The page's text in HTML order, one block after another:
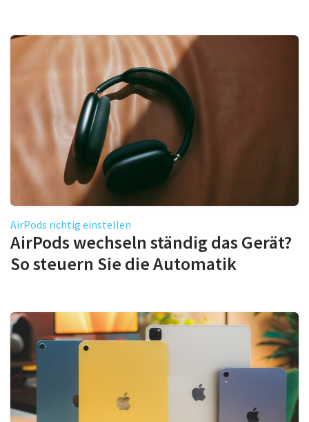
AirPods richtig einstellen
AirPods wechseln ständig das Gerät?
So steuern Sie die Automatik